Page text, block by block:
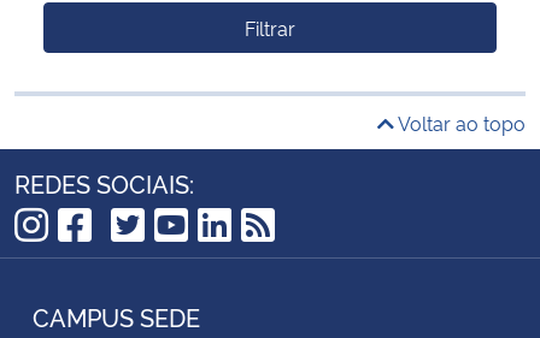
Filtrar
Voltar ao topo
REDES SOCIAIS:
Instagram
Facebook
TikTok
Twitter
YouTube
LinkedIn
RSS
CAMPUS SEDE